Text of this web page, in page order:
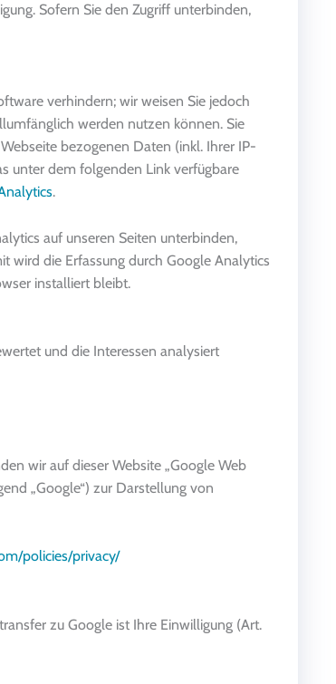
Sofern Sie den Zugriff unterbinden,
verhindern; wir weisen Sie jedoch
werden nutzen können. Sie
bezogenen Daten (inkl. Ihrer IP-
unter dem folgenden Link verfügbare
.
auf unseren Seiten unterbinden,
wird die Erfassung durch Google Analytics
installiert bleibt.
und die Interessen analysiert
wir auf dieser Website „Google Web
„Google“) zur Darstellung von
policies/privacy/
zu Google ist Ihre Einwilligung (Art.